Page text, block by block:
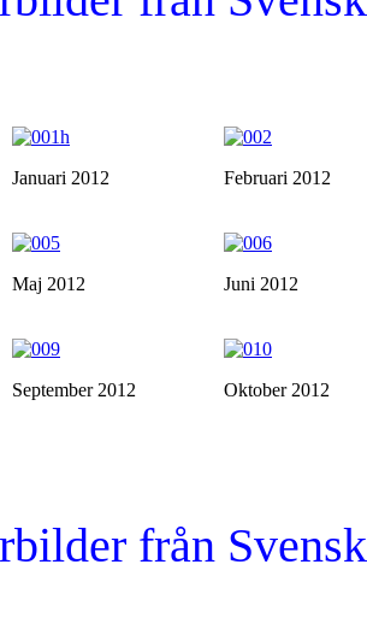
Januari 2012 Februari 2012
Maj 2012 Juni 2012
September 2012 Oktober 2012
från